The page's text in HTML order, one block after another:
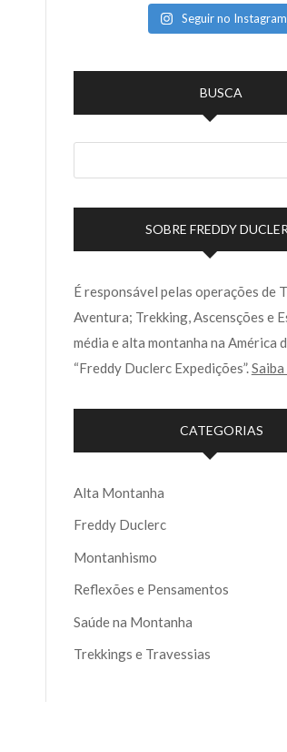
Seguir no Instagram
BUSCA
SOBRE FREDDY
É responsável pelas operações de
Aventura; Trekking, Ascensções e
média e alta montanha na América
“Freddy Duclerc Expedições”.Saiba
CATEGORIAS
Alta Montanha
Freddy Duclerc
Montanhismo
Reflexões e Pensamentos
Saúde na Montanha
Trekkings e Travessias